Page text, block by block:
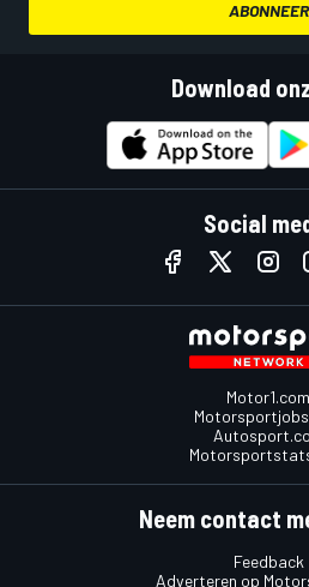
ABONNEER
Download
Social
Motor1.com
Neem contact
Feedback
Adverteren op